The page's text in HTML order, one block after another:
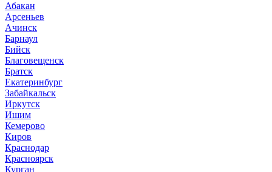
Абакан
Арсеньев
Ачинск
Барнаул
Бийск
Благовещенск
Братск
Екатеринбург
Забайкальск
Иркутск
Ишим
Кемерово
Киров
Краснодар
Красноярск
Курган